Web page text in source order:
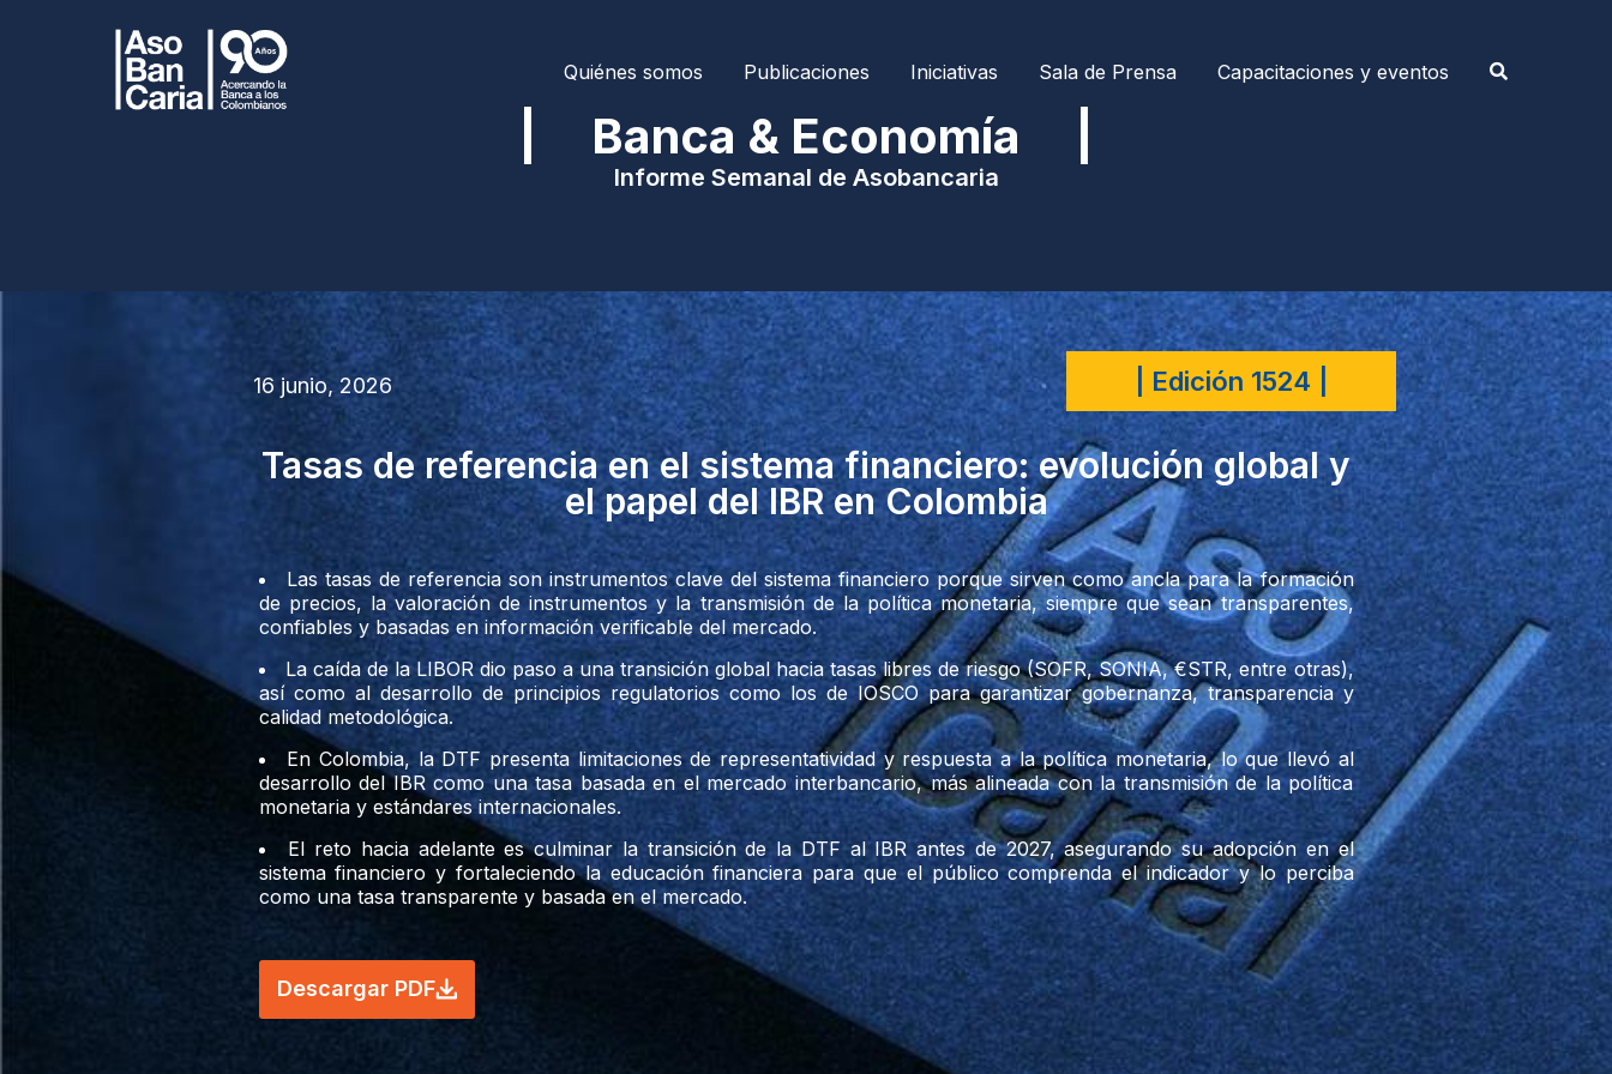
Quiénes somos Publicaciones Iniciativas Sala de Prensa Capacitaciones y eventos
| Banca & Economía |
Informe Semanal de Asobancaria
16 junio, 2026 | Edición 1524 |
Tasas de referencia en el sistema financiero: evolución global y
el papel del IBR en Colombia
Las tasas de referencia son instrumentos clave del sistema financiero porque sirven como ancla para la formación
de precios, la valoración de instrumentos y la transmisión de la política monetaria, siempre que sean transparentes,
confiables y basadas en información verificable del mercado.
La caída de la LIBOR dio paso a una transición global hacia tasas libres de riesgo (SOFR, SONIA, €STR, entre otras),
así como al desarrollo de principios regulatorios como los de IOSCO para garantizar gobernanza, transparencia y
calidad metodológica.
En Colombia, la DTF presenta limitaciones de representatividad y respuesta a la política monetaria, lo que llevó al
desarrollo del IBR como una tasa basada en el mercado interbancario, más alineada con la transmisión de la política
monetaria y estándares internacionales.
El reto hacia adelante es culminar la transición de la DTF al IBR antes de 2027, asegurando su adopción en el
sistema financiero y fortaleciendo la educación financiera para que el público comprenda el indicador y lo perciba
como una tasa transparente y basada en el mercado.
Descargar PDF